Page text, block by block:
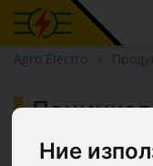
Ние
Agro Electro
за кофи